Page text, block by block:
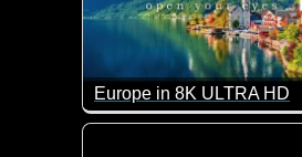
Europe in 8K ULTRA HD
Wunderschöne